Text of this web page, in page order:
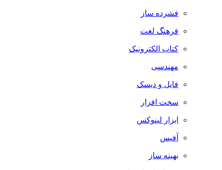
فشرده ساز
فرهنگ لغت
کتاب الکترونیک
مهندسی
فایل و دیسک
سخت افزار
ابزار لینوکس
آفیس
بهینه ساز